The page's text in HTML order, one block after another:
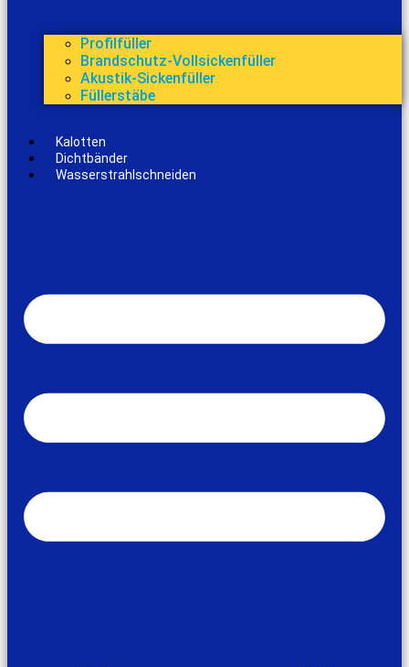
Profilfüller
Brandschutz-Vollsickenfüller
Akustik-Sickenfüller
Füllerstäbe
Kalotten
Dichtbänder
Wasserstrahlschneiden